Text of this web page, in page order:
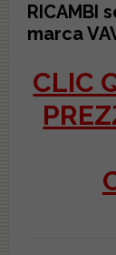
RICAMBI
marca
CLIC